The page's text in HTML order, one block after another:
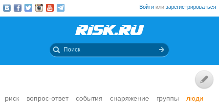
Войти или зарегистрироваться
риск вопрос-ответ события снаряжение группы
люди